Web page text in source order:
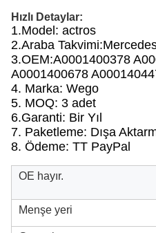
Hızlı Detaylar:
1.Model: actros
2.Araba Takvimi:
3.OEM:A0001400378
A0001400678
4. Marka: Wego
5. MOQ: 3 adet
6.Garanti: Bir Yıl
7. Paketleme: Dışa
8. Ödeme: TT PayPal
OE hayır.
Menşe yeri